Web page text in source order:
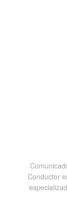
Conductor